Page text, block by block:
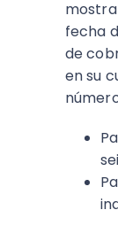
fecha
de
en su